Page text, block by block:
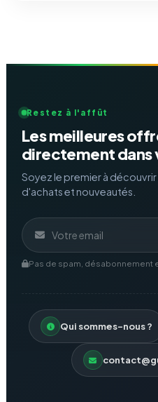
Restez à l'affût
Les meilleures
directement dans
Soyez le premier à
d'achats et nouveautés.
Pas de spam, désabonnement
Qui sommes-nous ?